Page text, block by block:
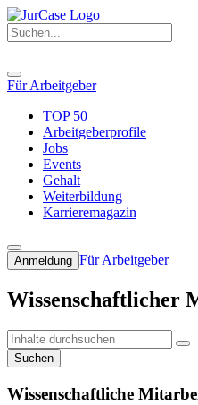
Für Arbeitgeber
TOP 50
Arbeitgeberprofile
Jobs
Events
Gehalt
Weiterbildung
Karrieremagazin
Anmeldung Für Arbeitgeber
Wissenschaftlicher
Suchen
Wissenschaftliche